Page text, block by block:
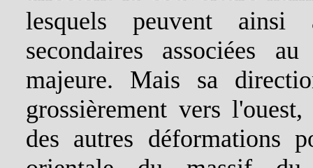
lesquels peuvent ainsi
secondaires associées
majeure. Mais sa
grossièrement vers
des autres déformations